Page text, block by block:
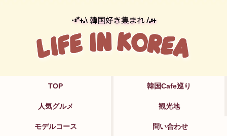
TOP 韓国Cafe巡り
人気グルメ 観光地
モデルコース 問い合わせ